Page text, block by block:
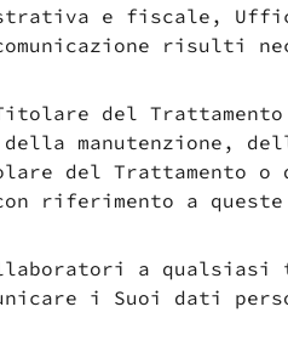
e fiscale,
risulti
del
manutenzione,
del Trattamento
riferimento a
a
i Suoi dati